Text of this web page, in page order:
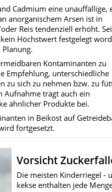
Cadmium eine unauffällige,
anorganischem Arsen ist in
Reis tendenziell erhöht.
Höchstwert festgelegt
Kontaminanten zu
Empfehlung, unterschiedliche
zu sich zu nehmen bzw. zu
Aufnahme trägt auch ein
ähnlicher Produkte bei.
in Beikost auf
fortgesetzt.
Vorsicht
Die meisten Kinderriegel -
kekse enthalten jede